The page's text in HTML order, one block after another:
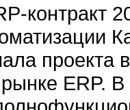
контракт
проекта
ERP.